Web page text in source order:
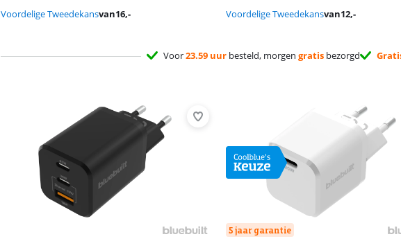
Voordelige Tweedekansvan16,-
Voordelige Tweedekansvan12,-
Voor23.59 uur besteld, morgen gratis bezorgd
5 jaar garantie